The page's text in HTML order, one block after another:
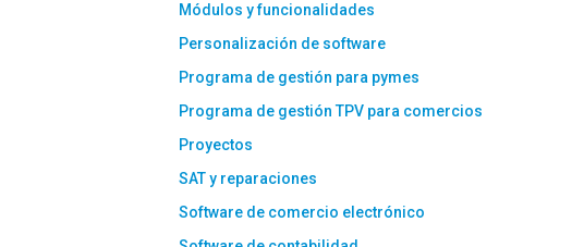
Módulos y funcionalidades
Personalización de software
Programa de gestión para pymes
Programa de gestión TPV para comercios
Proyectos
SAT y reparaciones
Software de comercio electrónico